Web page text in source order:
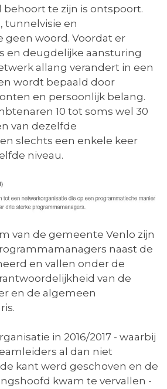
behoort te zijn is ontspoort.
tunnelvisie en
woord. Voordat er
en deugdelijke aansturing
allang verandert in een
wordt bepaald door
en persoonlijk belang.
10 tot soms wel 30
van dezelfde
slechts een enkele keer
niveau.
van de gemeente Venlo zijn
naast de
en vallen onder de
van de
en de algemeen
in 2016/2017 - waarbij
al dan niet
kant werd geschoven en de
kwam te vervallen -